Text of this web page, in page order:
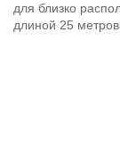
для близко
длиной 25